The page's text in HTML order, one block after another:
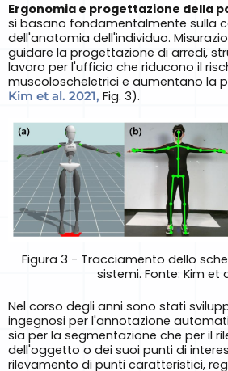
Ergonomia e progettazione della
si basano fondamentalmente sulla
dell'anatomia dell'individuo.
guidare la progettazione di arredi,
lavoro per l'ufficio che riducono il
muscoloscheletrici e aumentano la
Kim et al. 2021, Fig. 3).
Figura 3 - Tracciamento dello
sistemi. Fonte: Kim et
Nel corso degli anni sono stati
ingegnosi per l'annotazione
sia per la segmentazione che per il
dell'oggetto o dei suoi punti di
rilevamento di punti caratteristici,